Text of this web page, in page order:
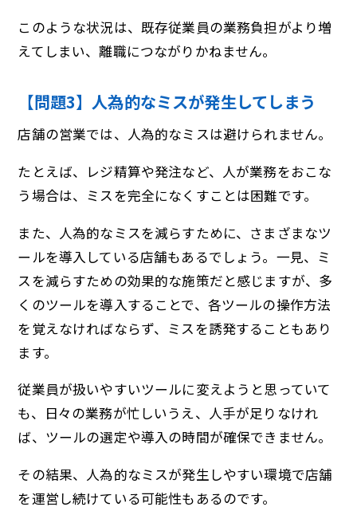
このような状況は、既存従業員の業務負担がより増
えてしまい、離職につながりかねません。
【問題3】人為的なミスが発生してしまう
店舗の営業では、人為的なミスは避けられません。
たとえば、レジ精算や発注など、人が業務をおこな
う場合は、ミスを完全になくすことは困難です。
また、人為的なミスを減らすために、さまざまなツ
ールを導入している店舗もあるでしょう。一見、ミ
スを減らすための効果的な施策だと感じますが、多
くのツールを導入することで、各ツールの操作方法
を覚えなければならず、ミスを誘発することもあり
ます。
従業員が扱いやすいツールに変えようと思っていて
も、日々の業務が忙しいうえ、人手が足りなけれ
ば、ツールの選定や導入の時間が確保できません。
その結果、人為的なミスが発生しやすい環境で店舗
を運営し続けている可能性もあるのです。